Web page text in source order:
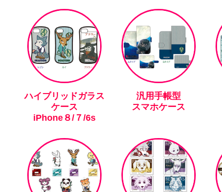
ハイブリッドガラス
ケース
iPhone８/７/6s
汎用手帳型
スマホケース